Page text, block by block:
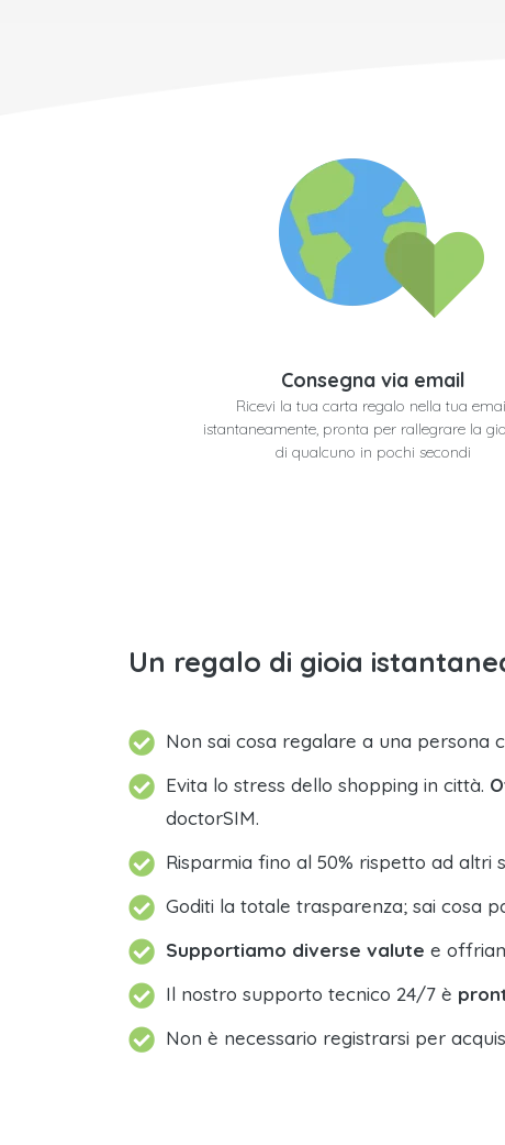
Consegna via email
Ricevi la tua carta regalo nella tua
istantaneamente, pronta per rallegrare la
di qualcuno in pochi secondi
Un regalo di gioia
Non sai cosa regalare a una persona
Evita lo stress dello shopping in città.
doctorSIM.
Risparmia fino al 50% rispetto ad altri
Goditi la totale trasparenza; sai cosa
Supportiamo diverse valute e
Il nostro supporto tecnico 24/7 è
Non è necessario registrarsi per